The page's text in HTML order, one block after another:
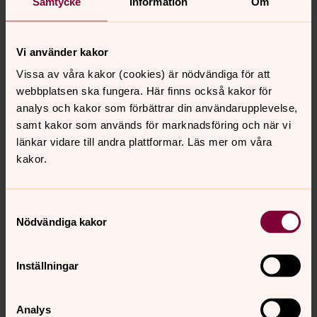
Vi använder kakor
Vissa av våra kakor (cookies) är nödvändiga för att
webbplatsen ska fungera. Här finns också kakor för
analys och kakor som förbättrar din användarupplevelse,
samt kakor som används för marknadsföring och när vi
länkar vidare till andra plattformar. Läs mer om våra
kakor.
Nödvändiga kakor
Inställningar
Analys